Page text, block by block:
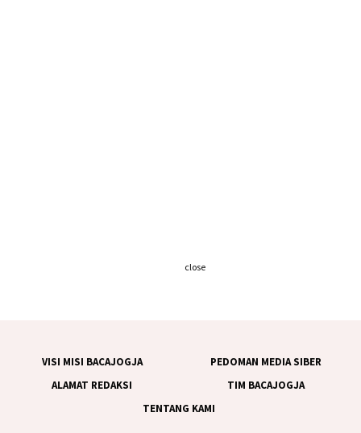
VISI MISI BACAJOGJA
PEDOMAN MEDIA SIBER
ALAMAT REDAKSI
TIM BACAJOGJA
TENTANG KAMI
close